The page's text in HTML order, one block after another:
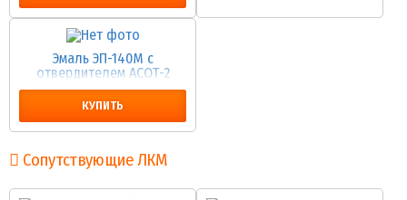
Эмаль ЭП-140М с
отвердителем АСОТ-2
купить в банках
КУПИТЬ
Сопутствующие ЛКМ